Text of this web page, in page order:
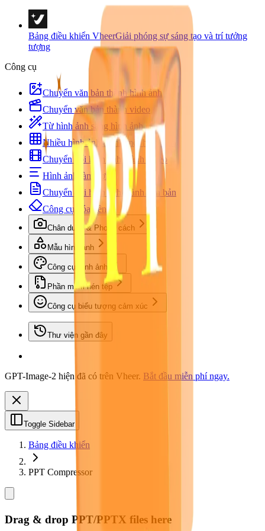
Bảng điều khiển VheerGiải phóng sự sáng tạo và trí tưởng
tượng
Công cụ
Chuyển văn bản thành hình ảnh
Chuyển văn bản thành video
Từ hình ảnh sang hình ảnh
Nhiều hình ảnh thành một hình ảnh
Chuyển đổi hình ảnh thành video
Hình ảnh làm gợi ý
Chuyển đổi hình ảnh thành văn bản
Công cụ xóa nền
Chân dung & Phong cách
Mẫu hình ảnh
Công cụ hình ảnh
Phần mềm nén tệp
Công cụ biểu tượng cảm xúc
Thư viện gần đây
GPT-Image-2 hiện đã có trên Vheer. Bắt đầu miễn phí ngay.
Toggle Sidebar
Bảng điều khiển
PPT Compressor
Drag & drop PPT/PPTX files here